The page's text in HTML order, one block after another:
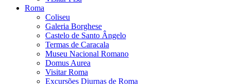
Roma
Coliseu
Galeria Borghese
Castelo de Santo Ângelo
Termas de Caracala
Museu Nacional Romano
Domus Aurea
Visitar Roma
Excursões Diurnas de Roma